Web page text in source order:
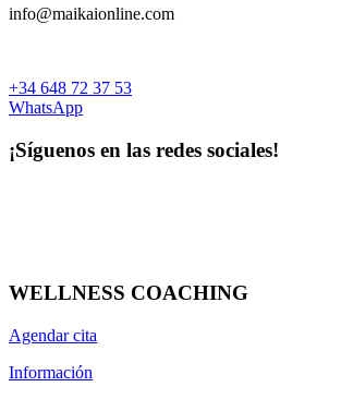
info@maikaionline.com
+34 648 72 37 53
WhatsApp
¡Síguenos en las redes sociales!
WELLNESS COACHING
Agendar cita
Información